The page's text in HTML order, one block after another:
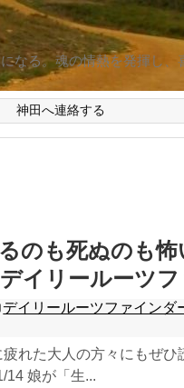
なる。魂の情熱を発揮し
神田へ連絡する
のも死ぬのも怖
イリールーツ
デイリールーツファインダ
れた大人の方々にもぜ
14 娘が「生...